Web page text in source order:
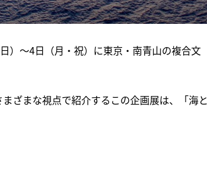
）～4日（月・祝）に東京・南青山の複合文
ざまな視点で紹介するこの企画展は、「海と